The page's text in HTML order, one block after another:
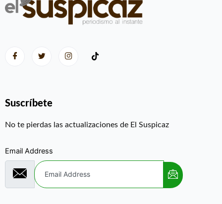
Suscríbete
No te pierdas las actualizaciones de El Suspicaz
Email Address